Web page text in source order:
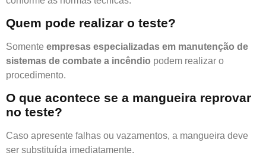
Quem pode realizar o teste?
Somente empresas especializadas em manutenção de
sistemas de combate a incêndio podem realizar o
procedimento.
O que acontece se a mangueira reprovar
no teste?
Caso apresente falhas ou vazamentos, a mangueira deve
ser substituída imediatamente.